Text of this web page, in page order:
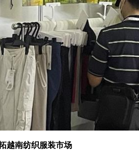
越南纺织服装市场